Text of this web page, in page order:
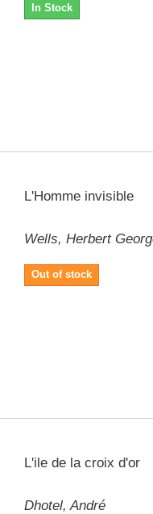
In Stock
L'Homme invisible
Wells, Herbert
Out of stock
L'ile de la croix d'or
Dhotel, André